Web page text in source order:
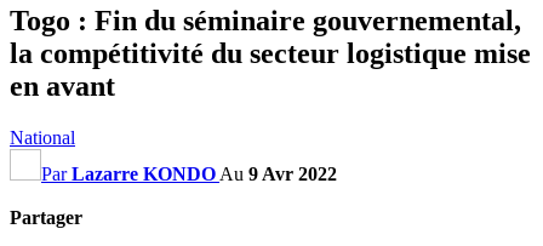
Togo : Fin du séminaire gouvernemental,
la compétitivité du secteur logistique mise
en avant
National
ParLazarre KONDO Au 9 Avr 2022
Partager